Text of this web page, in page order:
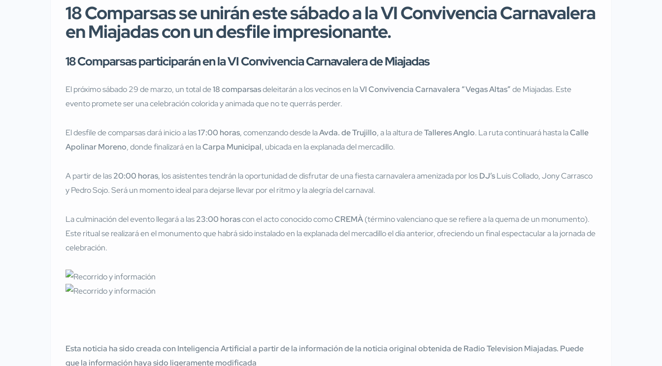
18 Comparsas se unirán este sábado a la VI Convivencia Carnavalera
en Miajadas con un desfile impresionante.
18 Comparsas participarán en la VI Convivencia Carnavalera de Miajadas
El próximo sábado 29 de marzo, un total de18 comparsasdeleitarán a los vecinos en laVI Convivencia Carnavalera “Vegas Altas”de Miajadas. Este
evento promete ser una celebración colorida y animada que no te querrás perder.
El desfile de comparsas dará inicio a las17:00 horas, comenzando desde laAvda. de Trujillo, a la altura deTalleres Anglo. La ruta continuará hasta laCalle
Apolinar Moreno, donde finalizará en laCarpa Municipal, ubicada en la explanada del mercadillo.
A partir de las20:00 horas, los asistentes tendrán la oportunidad de disfrutar de una fiesta carnavalera amenizada por losDJ’sLuis Collado, Jony Carrasco
y Pedro Sojo. Será un momento ideal para dejarse llevar por el ritmo y la alegría del carnaval.
La culminación del evento llegará a las23:00 horascon el acto conocido comoCREMÀ(término valenciano que se refiere a la quema de un monumento).
Este ritual se realizará en el monumento que habrá sido instalado en la explanada del mercadillo el día anterior, ofreciendo un final espectacular a la jornada de
celebración.
Esta noticia ha sido creada con Inteligencia Artificial a partir de la información de la noticia original obtenida de Radio Television Miajadas. Puede
que la información haya sido ligeramente modificada